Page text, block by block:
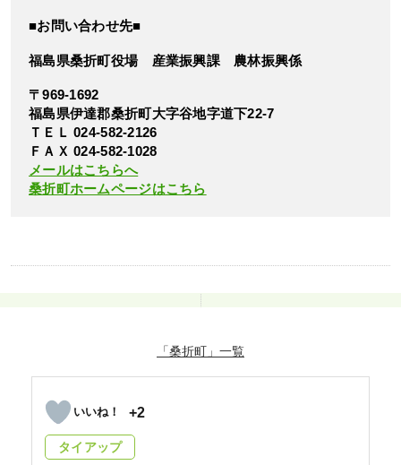
■お問い合わせ先■
福島県桑折町役場 産業振興課 農林振興係
〒969-1692
福島県伊達郡桑折町大字谷地字道下22-7
ＴＥＬ 024-582-2126
ＦＡＸ 024-582-1028
メールはこちらへ
桑折町ホームページはこちら
「桑折町」
+2
タイアップ